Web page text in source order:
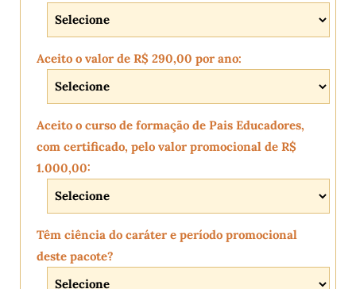
Aceito o valor de R$ 290,00 por ano:
Aceito o curso de formação de Pais Educadores,
com certificado, pelo valor promocional de R$
1.000,00:
Têm ciência do caráter e período promocional
deste pacote?